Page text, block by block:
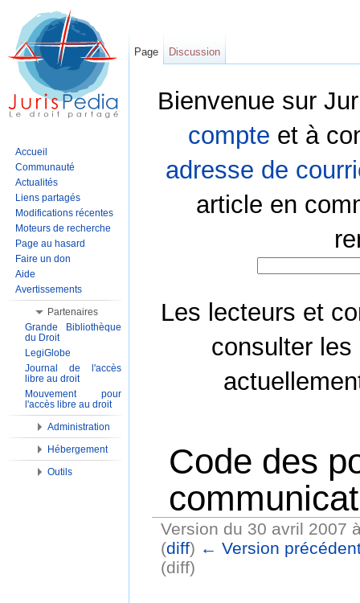
Bienvenue sur
compte et à
adresse de
article en
Les lecteurs et
consulter les
Code des
Version du 30 avril 2007
(diff) ← Version
(diff)
Page Discussion
Accueil
Communauté
Actualités
Liens partagés
Modifications récentes
Moteurs de recherche
Page au hasard
Faire un don
Aide
Avertissements
Partenaires
Grande Bibliothèque
du Droit
LegiGlobe
Journal de l'accès
libre au droit
Mouvement pour
l'accès libre au droit
Administration
Hébergement
Outils